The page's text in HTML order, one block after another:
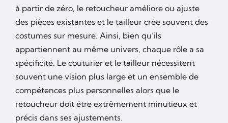
à partir de zéro, le retoucheur améliore ou ajuste
des pièces existantes et le tailleur crée souvent des
costumes sur mesure. Ainsi, bien qu’ils
appartiennent au même univers, chaque rôle a sa
spécificité. Le couturier et le tailleur nécessitent
souvent une vision plus large et un ensemble de
compétences plus personnelles alors que le
retoucheur doit être extrêmement minutieux et
précis dans ses ajustements.